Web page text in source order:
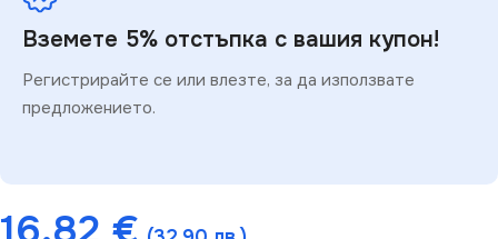
Вземете 5% отстъпка с вашия купон!
Регистрирайте се или влезте, за да използвате
предложението.